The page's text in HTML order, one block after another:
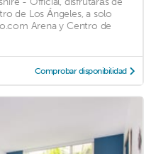
de Los Ángeles, a solo
Arena y Centro de
Comprobar disponibilidad